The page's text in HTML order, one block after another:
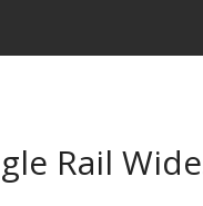
Rail